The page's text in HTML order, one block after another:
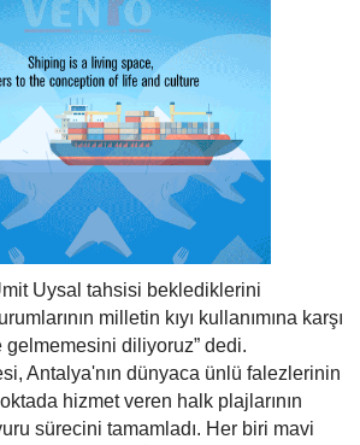
Uysal tahsisi beklediklerini
milletin kıyı kullanımına karşı
diliyoruz” dedi.
Antalya'nın dünyaca ünlü falezlerinin
hizmet veren halk plajlarının
sürecini tamamladı. Her biri mavi